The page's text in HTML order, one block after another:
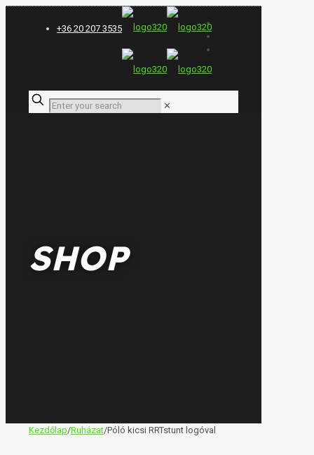
+36 20 207 3535
✕
SHOP
Kezdőlap/Ruházat/Póló kicsi RRTstunt logóval